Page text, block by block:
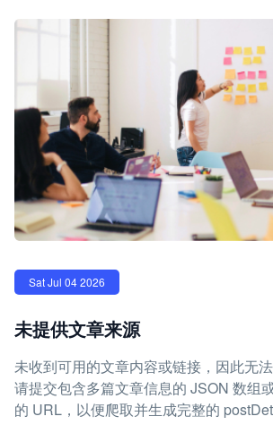
Sat Jul 04 2026
未提供文章来源
未收到可用的文章内容或链接，因此无法
请提交包含多篇文章信息的 JSON 数组
的 URL，以便爬取并生成完整的